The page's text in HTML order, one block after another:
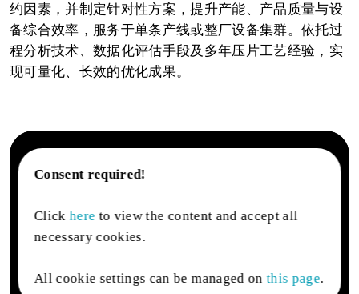
约因素，并制定针对性方案，提升产能、产品质量与设
备综合效率，服务于单条产线或整厂设备集群。依托过
程分析技术、数据化评估手段及多年压片工艺经验，实
现可量化、长效的优化成果。
Consent required!
Clickhere to view the content and accept all
necessary cookies.
All cookie settings can be managed onthis page.